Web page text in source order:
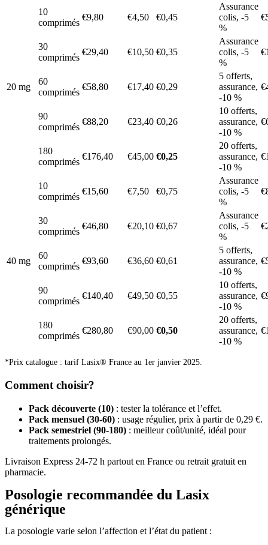
20 mg
10
comprimés
€9,80 €4,50 €0,45
Assurance
colis, -5
%
30
comprimés
€29,40 €10,50 €0,35
Assurance
colis, -5
%
60
comprimés
€58,80 €17,40 €0,29
5 offerts,
assurance,
-10 %
90
comprimés
€88,20 €23,40 €0,26
10 offerts,
assurance,
-10 %
180
comprimés
€176,40 €45,00 €0,25
20 offerts,
assurance,
-10 %
40 mg
10
comprimés
€15,60 €7,50 €0,75
Assurance
colis, -5
%
30
comprimés
€46,80 €20,10 €0,67
Assurance
colis, -5
%
60
comprimés
€93,60 €36,60 €0,61
5 offerts,
assurance,
-10 %
90
comprimés
€140,40 €49,50 €0,55
10 offerts,
assurance,
-10 %
180
comprimés
€280,80 €90,00 €0,50
20 offerts,
assurance,
-10 %
*Prix catalogue : tarif Lasix® France au 1er janvier 2025.
Comment choisir?
Pack découverte (10) : tester la tolérance et l’effet.
Pack mensuel (30-60) : usage régulier, prix à partir de 0,29 €.
Pack semestriel (90-180) : meilleur coût/unité, idéal pour
traitements prolongés.
Livraison Express 24-72 h partout en France ou retrait gratuit en
pharmacie.
Posologie recommandée du Lasix
générique
La posologie varie selon l’affection et l’état du patient :